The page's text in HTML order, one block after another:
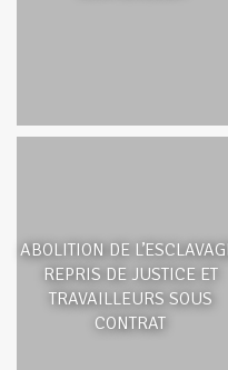
ABOLITION DE
REPRIS DE JUSTICE ET
TRAVAILLEURS SOUS
CONTRAT